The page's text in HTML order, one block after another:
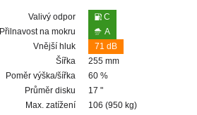
Valivý odpor
C
Přilnavost na mokru
A
Vnější hluk
71 dB
Šířka
255 mm
Poměr výška/šířka
60 %
Průměr disku
17 "
Max. zatížení
106 (950 kg)